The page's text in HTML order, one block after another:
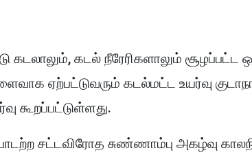
கடலாலும், கடல் நீரேரிகளாலும் சூழப்பட்ட
ஏற்பட்டுவரும் கடல்மட்ட உயர்வு
கூறப்பட்டுள்ளது.
சட்டவிரோத சுண்ணாம்பு அகழ்வு